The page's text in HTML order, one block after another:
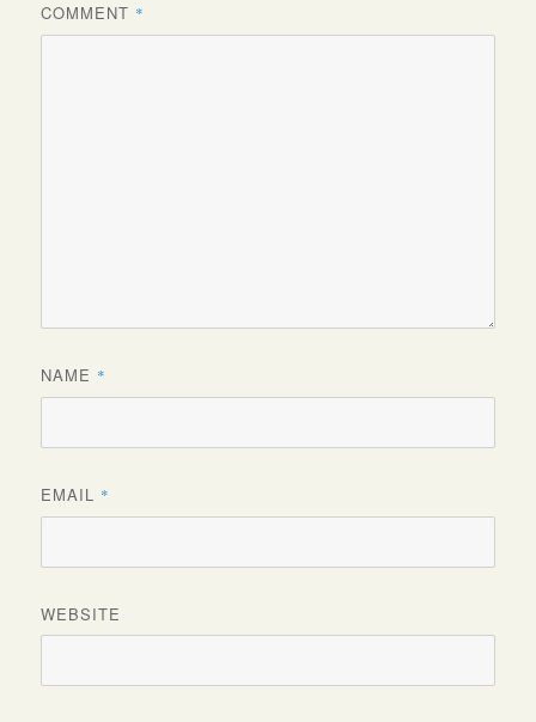
COMMENT *
NAME *
EMAIL *
WEBSITE